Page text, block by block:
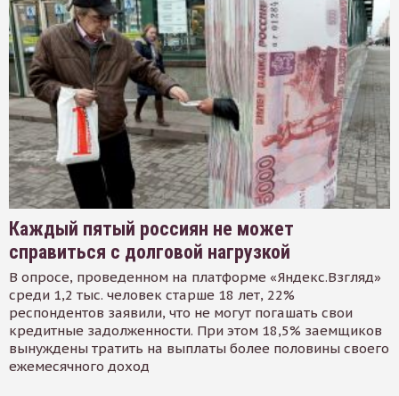
Каждый пятый россиян не может
справиться с долговой нагрузкой
В опросе, проведенном на платформе «Яндекс.Взгляд»
среди 1,2 тыс. человек старше 18 лет, 22%
респондентов заявили, что не могут погашать свои
кредитные задолженности. При этом 18,5% заемщиков
вынуждены тратить на выплаты более половины своего
ежемесячного доход